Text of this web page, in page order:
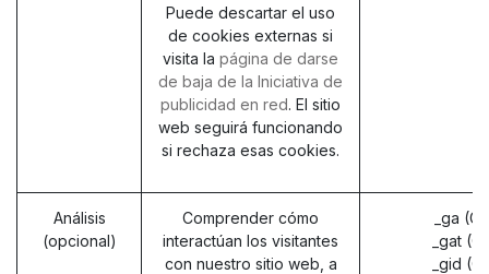
Puede descartar el uso
de cookies externas si
visita la página de darse
de baja de la Iniciativa de
publicidad en red. El sitio
web seguirá funcionando
si rechaza esas cookies.
Análisis
(opcional)
Comprender cómo
interactúan los visitantes
con nuestro sitio web, a
_ga
_gat
_gid